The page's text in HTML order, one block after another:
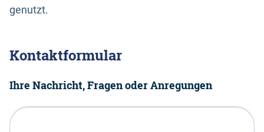
genutzt.
Kontaktformular
Ihre Nachricht, Fragen oder Anregungen